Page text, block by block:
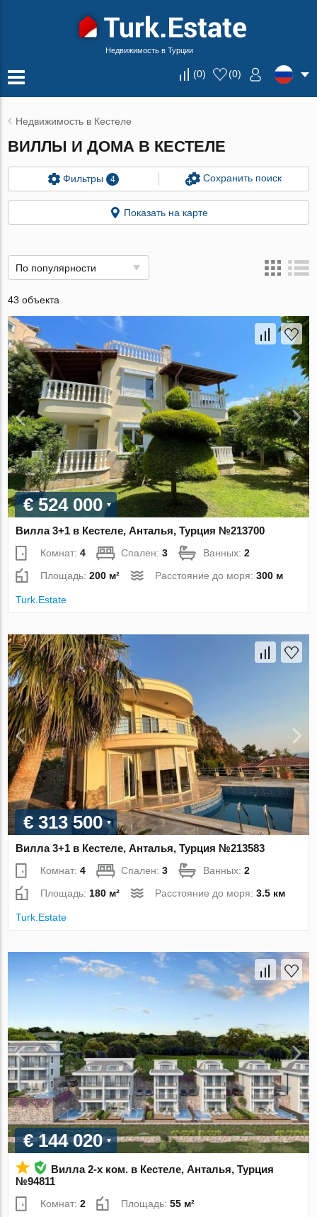
Недвижимость в Турции
(0) (0)
Недвижимость в Кестеле
ВИЛЛЫ И ДОМА В КЕСТЕЛЕ
Фильтры 4 Сохранить поиск
Показать на карте
По популярности
43 объекта
€ 524 000
Вилла 3+1 в Кестеле, Анталья, Турция №213700
Комнат:4 Спален:3 Ванных:2
Площадь:200 м² Расстояние до моря:300 м
Turk.Estate
€ 313 500
Вилла 3+1 в Кестеле, Анталья, Турция №213583
Комнат:4 Спален:3 Ванных:2
Площадь:180 м² Расстояние до моря:3.5 км
Turk.Estate
€ 144 020
Вилла 2-х ком. в Кестеле, Анталья, Турция
№94811
Комнат:2 Площадь:55 м²